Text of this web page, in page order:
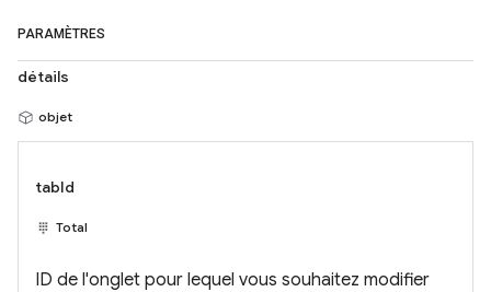
PARAMÈTRES
détails
objet
tabId
Total
ID de l'onglet pour lequel vous souhaitez modifier